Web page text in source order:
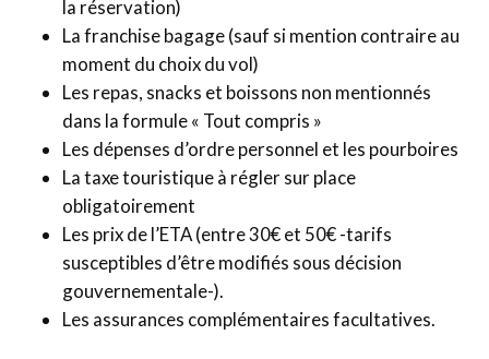
la réservation)
La franchise bagage (sauf si mention contraire au
moment du choix du vol)
Les repas, snacks et boissons non mentionnés
dans la formule « Tout compris »
Les dépenses d’ordre personnel et les pourboires
La taxe touristique à régler sur place
obligatoirement
Les prix de l’ETA (entre 30€ et 50€ -tarifs
susceptibles d’être modifiés sous décision
gouvernementale-).
Les assurances complémentaires facultatives.